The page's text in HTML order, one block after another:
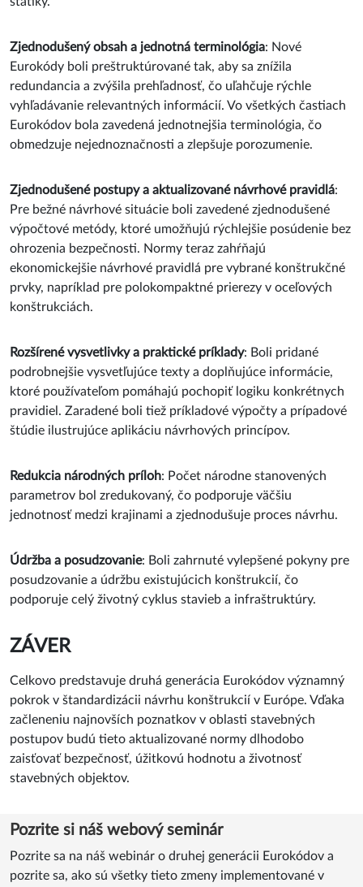
Zjednodušený obsah a jednotná terminológia: Nové
Eurokódy boli preštruktúrované tak, aby sa znížila
redundancia a zvýšila prehľadnosť, čo uľahčuje rýchle
vyhľadávanie relevantných informácií. Vo všetkých častiach
Eurokódov bola zavedená jednotnejšia terminológia, čo
obmedzuje nejednoznačnosti a zlepšuje porozumenie.
Zjednodušené postupy a aktualizované návrhové pravidlá:
Pre bežné návrhové situácie boli zavedené zjednodušené
výpočtové metódy, ktoré umožňujú rýchlejšie posúdenie bez
ohrozenia bezpečnosti. Normy teraz zahŕňajú
ekonomickejšie návrhové pravidlá pre vybrané konštrukčné
prvky, napríklad pre polokompaktné prierezy v oceľových
konštrukciách.
Rozšírené vysvetlivky a praktické príklady: Boli pridané
podrobnejšie vysvetľujúce texty a doplňujúce informácie,
ktoré používateľom pomáhajú pochopiť logiku konkrétnych
pravidiel. Zaradené boli tiež príkladové výpočty a prípadové
štúdie ilustrujúce aplikáciu návrhových princípov.
Redukcia národných príloh: Počet národne stanovených
parametrov bol zredukovaný, čo podporuje väčšiu
jednotnosť medzi krajinami a zjednodušuje proces návrhu.
Údržba a posudzovanie: Boli zahrnuté vylepšené pokyny pre
posudzovanie a údržbu existujúcich konštrukcií, čo
podporuje celý životný cyklus stavieb a infraštruktúry.
ZÁVER
Celkovo predstavuje druhá generácia Eurokódov významný
pokrok v štandardizácii návrhu konštrukcií v Európe. Vďaka
začleneniu najnovších poznatkov v oblasti stavebných
postupov budú tieto aktualizované normy dlhodobo
zaisťovať bezpečnosť, úžitkovú hodnotu a životnosť
stavebných objektov.
Pozrite si náš webový seminár
Pozrite sa na náš webinár o druhej generácii Eurokódov a
pozrite sa, ako sú všetky tieto zmeny implementované v